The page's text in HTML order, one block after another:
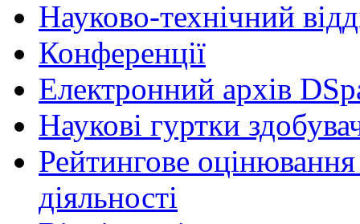
Науково-технічний
Конференції
Електронний архів
Наукові гуртки
Рейтингове оцінювання
діяльності